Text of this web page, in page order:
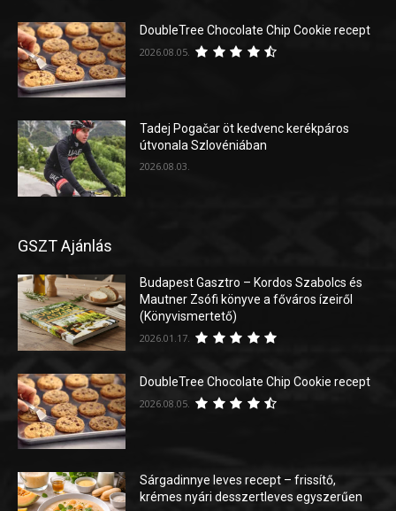
DoubleTree Chocolate Chip Cookie recept
2026.08.05.
Tadej Pogačar öt kedvenc kerékpáros
útvonala Szlovéniában
2026.08.03.
GSZT Ajánlás
Budapest Gasztro – Kordos Szabolcs és
Mautner Zsófi könyve a főváros ízeiről
(Könyvismertető)
2026.01.17.
DoubleTree Chocolate Chip Cookie recept
2026.08.05.
Sárgadinnye leves recept – frissítő,
krémes nyári desszertleves egyszerűen